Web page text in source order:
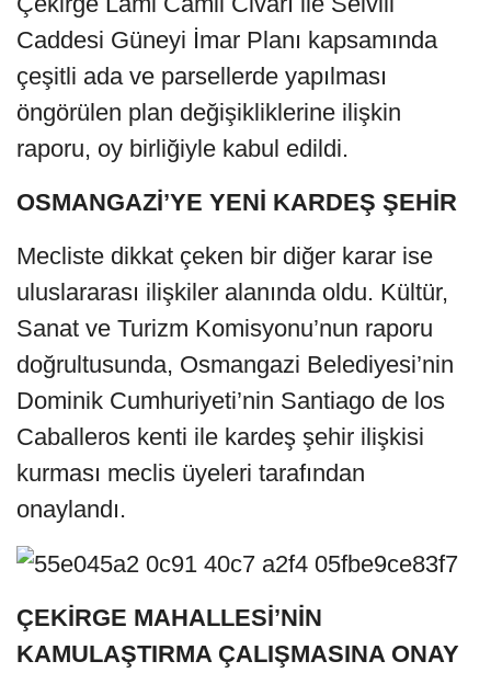
Caddesi Güneyi İmar Planı kapsamında
çeşitli ada ve parsellerde yapılması
öngörülen plan değişikliklerine ilişkin
raporu, oy birliğiyle kabul edildi.
OSMANGAZİ’YE YENİ KARDEŞ ŞEHİR
​Mecliste dikkat çeken bir diğer karar ise
uluslararası ilişkiler alanında oldu. Kültür,
Sanat ve Turizm Komisyonu’nun raporu
doğrultusunda, Osmangazi Belediyesi’nin
Dominik Cumhuriyeti’nin Santiago de los
Caballeros kenti ile kardeş şehir ilişkisi
kurması meclis üyeleri tarafından
onaylandı.
ÇEKİRGE MAHALLESİ’NİN
KAMULAŞTIRMA ÇALIŞMASINA ONAY